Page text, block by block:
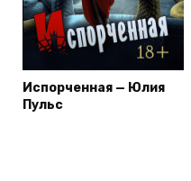
Испорченная — Юлия
Пульс